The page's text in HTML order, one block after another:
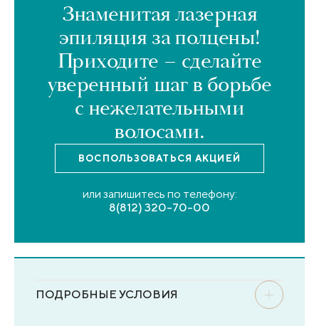
Знаменитая лазерная
эпиляция за полцены!
Приходите – сделайте
уверенный шаг в борьбе
с нежелательными
волосами.
ВОСПОЛЬЗОВАТЬСЯ АКЦИЕЙ
или запишитесь по телефону:
8(812) 320-70-00
ПОДРОБНЫЕ УСЛОВИЯ